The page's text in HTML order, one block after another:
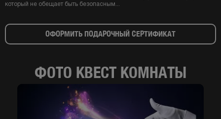
который не обещает быть безопасным...
ОФОРМИТЬ ПОДАРОЧНЫЙ СЕРТИФИКАТ
ФОТО КВЕСТ КОМНАТЫ